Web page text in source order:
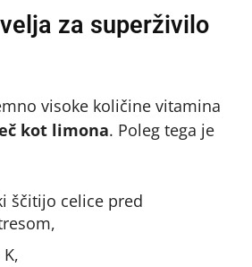
za superživilo
visoke količine vitamina
kot limona. Poleg tega je
ščitijo celice pred